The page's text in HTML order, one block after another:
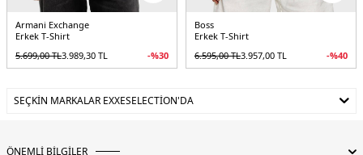
Armani Exchange
Erkek T-Shirt
5.699,00TL3.989,30 TL -%30
Boss
Erkek T-Shirt
6.595,00TL3.957,00 TL -%40
SEÇKIN MARKALAR EXXESELECTION'DA
ÖNEMLİ BİLGİLER